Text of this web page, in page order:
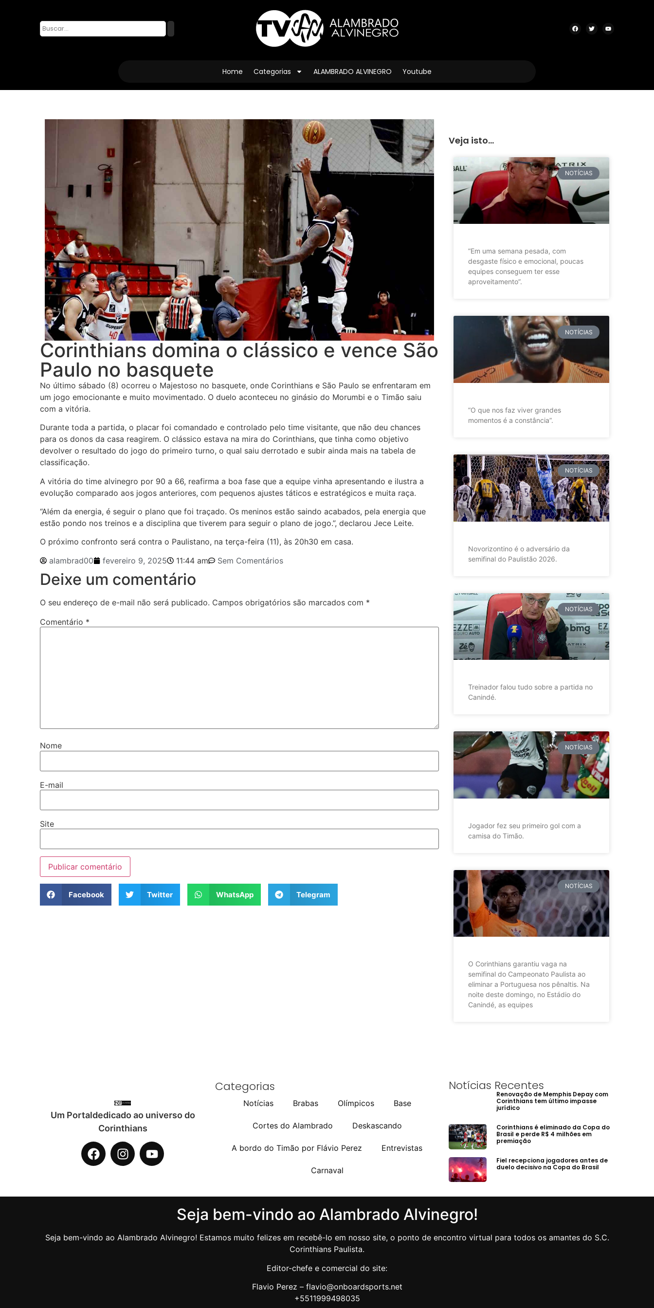
Home Categorias ALAMBRADO ALVINEGRO Youtube
Corinthians domina o clássico e vence São
Paulo no basquete
No último sábado (8) ocorreu o Majestoso no basquete, onde Corinthians e São Paulo se enfrentaram em
um jogo emocionante e muito movimentado. O duelo aconteceu no ginásio do Morumbi e o Timão saiu
com a vitória.
Durante toda a partida, o placar foi comandado e controlado pelo time visitante, que não deu chances
para os donos da casa reagirem. O clássico estava na mira do Corinthians, que tinha como objetivo
devolver o resultado do jogo do primeiro turno, o qual saiu derrotado e subir ainda mais na tabela de
classificação.
A vitória do time alvinegro por 90 a 66, reafirma a boa fase que a equipe vinha apresentando e ilustra a
evolução comparado aos jogos anteriores, com pequenos ajustes táticos e estratégicos e muita raça.
“Além da energia, é seguir o plano que foi traçado. Os meninos estão saindo acabados, pela energia que
estão pondo nos treinos e a disciplina que tiverem para seguir o plano de jogo.”, declarou Jece Leite.
O próximo confronto será contra o Paulistano, na terça-feira (11), às 20h30 em casa.
alambrad00
fevereiro 9, 2025 11:44 am Sem Comentários
Deixe um comentário
O seu endereço de e-mail não será publicado. Campos obrigatórios são marcados com *
Comentário *
Nome
E-mail
Site
Facebook Twitter WhatsApp Telegram
Veja isto...
NOTÍCIAS
”Em uma semana pesada, com
desgaste físico e emocional, poucas
equipes conseguem ter esse
aproveitamento”.
NOTÍCIAS
”O que nos faz viver grandes
momentos é a constância”.
NOTÍCIAS
Novorizontino é o adversário da
semifinal do Paulistão 2026.
NOTÍCIAS
Treinador falou tudo sobre a partida no
Canindé.
NOTÍCIAS
Jogador fez seu primeiro gol com a
camisa do Timão.
NOTÍCIAS
O Corinthians garantiu vaga na
semifinal do Campeonato Paulista ao
eliminar a Portuguesa nos pênaltis. Na
noite deste domingo, no Estádio do
Canindé, as equipes
Um Portaldedicado ao universo do
Corinthians
Categorias
Notícias Brabas Olímpicos Base
Cortes do Alambrado Deskascando
A bordo do Timão por Flávio Perez Entrevistas
Carnaval
Notícias Recentes
Renovação de Memphis Depay com
Corinthians tem último impasse
jurídico
Corinthians é eliminado da Copa do
Brasil e perde R$ 4 milhões em
premiação
Fiel recepciona jogadores antes de
duelo decisivo na Copa do Brasil
Seja bem-vindo ao Alambrado Alvinegro!
Seja bem-vindo ao Alambrado Alvinegro! Estamos muito felizes em recebê-lo em nosso site, o ponto de encontro virtual para todos os amantes do S.C.
Corinthians Paulista.
Editor-chefe e comercial do site:
Flavio Perez – flavio@onboardsports.net
+5511999498035